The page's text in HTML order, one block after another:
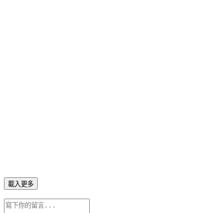
載入更多